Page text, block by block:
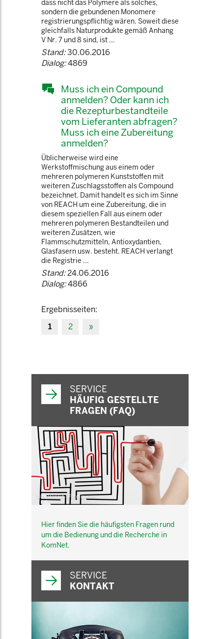
dass nicht das Polymere als solches,
sondern die gebundenen Monomere
registrierungspflichtig wären. Soweit diese
gleichfalls Naturprodukte gemäß Anhang
V Nr. 7 und 8 sind, ist ...
Stand:30.06.2016
Dialog:4869
Muss ich ein Compound
anmelden? Oder kann ich
die Rezepturbestandteile
vom Lieferanten abfragen?
Muss ich eine Zubereitung
anmelden?
Üblicherweise wird eine
Werkstoffmischung aus einem oder
mehreren polymeren Kunststoffen mit
weiteren Zuschlagsstoffen als Compound
bezeichnet. Damit handelt es sich im Sinne
von REACH um eine Zubereitung, die in
diesem speziellen Fall aus einem oder
mehreren polymeren Bestandteilen und
weiteren Zusätzen, wie
Flammschutzmitteln, Antioxydantien,
Glasfasern usw. besteht. REACH verlangt
die Registrie ...
Stand:24.06.2016
Dialog:4866
Ergebnisseiten:
1
2 »
SERVICE
HÄUFIG GESTELLTE
FRAGEN (FAQ)
© belekekin - Fotolia.com
Hier finden Sie die häufigsten Fragen rund
um die Bedienung und die Recherche in
KomNet.
SERVICE
KONTAKT